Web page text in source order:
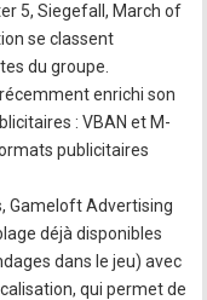
5, Siegefall, March of
se classent
du groupe.
enrichi son
: VBAN et M-
publicitaires
Gameloft Advertising
déjà disponibles
dans le jeu) avec
qui permet de